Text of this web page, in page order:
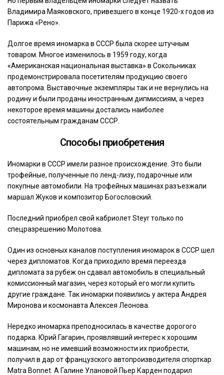
Владимира Маяковского, привезшего в конце 1920-х годов из
Парижа «Рено».
Долгое время иномарка в СССР была скорее штучным
товаром. Многое изменилось в 1959 году, когда
«Американская национальная выставка» в Сокольниках
продемонстрировала посетителям продукцию своего
автопрома. Выставочные экземпляры так и не вернулись на
родину и были проданы иностранным дипмиссиям, а через
некоторое время машины достались наиболее
состоятельным гражданам СССР.
Способы приобретения
Иномарки в СССР имели разное происхождение. Это были
трофейные, полученные по ленд-лизу, подарочные или
покупные автомобили. На трофейных машинах разъезжали
маршал Жуков и композитор Богословский.
Последний приобрел свой кабриолет Steyr только по
спецразрешению Молотова.
Один из основных каналов поступления иномарок в СССР шел
через дипломатов. Когда приходило время переезда
дипломата за рубеж он сдавал автомобиль в специальный
комиссионный магазин, через который его могли купить
другие граждане. Так иномарки появились у актера Андрея
Миронова и космонавта Алексея Леонова.
Нередко иномарка преподносилась в качестве дорогого
подарка. Юрий Гагарин, проявлявший интерес к хорошим
машинам, но не имевший возможности их приобрести,
получил в дар от французского автопроизводителя спорткар
Matra Bonnet. А Галине Улановой Пьер Карден подарил